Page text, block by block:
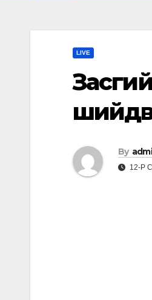
LIVE
By
12-Р